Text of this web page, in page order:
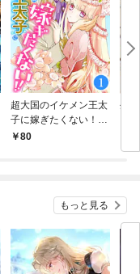
超大国のイケメン王太
子に嫁ぎたくない！！
1話
80
生
パ
もっと見る